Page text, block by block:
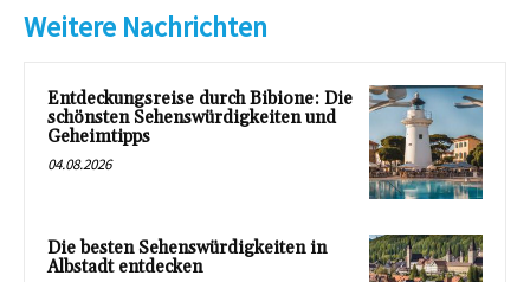
Weitere Nachrichten
Entdeckungsreise durch Bibione: Die
schönsten Sehenswürdigkeiten und
Geheimtipps
04.08.2026
Die besten Sehenswürdigkeiten in
Albstadt entdecken